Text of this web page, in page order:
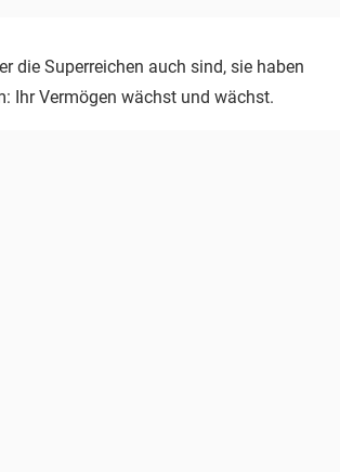
die Superreichen auch sind, sie haben
Ihr Vermögen wächst und wächst.